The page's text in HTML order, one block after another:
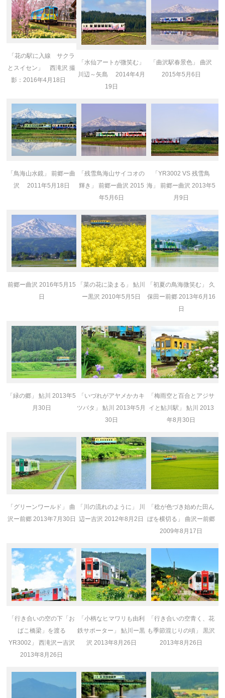
「花の駅に入線 サクラ
とスイセン」 西滝沢 撮
影：2016年4月18日
「水仙アートが微笑む」
川辺～矢島 2014年4月
19日
「曲沢駅春景色」 曲沢
2015年5月6日
「鳥海山水鏡」 前郷ー曲
沢 2011年5月18日
「残雪鳥海山サイコオの
輝き」 前郷ー曲沢 2015
年5月6日
「YR3002 VS 残雪鳥
海」 前郷ー曲沢 2013年5
月9日
前郷ー曲沢 2016年5月15
日
「菜の花に染まる」 鮎川
ー黒沢 2010年5月5日
「初夏の鳥海微笑む」 久
保田ー前郷 2013年6月16
日
「緑の郷」 鮎川 2013年5
月30日
「いづれがアヤメかカキ
ツバタ」 鮎川 2013年5月
30日
「梅雨空と百合とアジサ
イと鮎川駅」 鮎川 2013
年8月30日
「グリーンワールド」 曲
沢ー前郷 2013年7月30日
「川の流れのように」 川
辺ー吉沢 2012年8月2日
「稔が色づき始めた田ん
ぼを横切る」 曲沢ー前郷
2009年8月17日
「行き合いの空の下「お
ばこ橋梁」を渡る
YR3002」 西滝沢ー吉沢
2013年8月26日
「小柄なヒマワリも由利
鉄サポーター」 鮎川ー黒
沢 2013年8月26日
「行き合いの空青く、花
も季節混じりの頃」 黒沢
2013年8月26日